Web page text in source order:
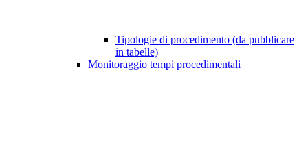
Tipologie di procedimento (da pubblicare
in tabelle)
Monitoraggio tempi procedimentali